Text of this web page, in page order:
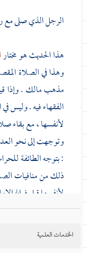
الرجل الذي صلى مع
هذا الحديث هو مختار
وهذا في الصلاة
مذهبمالك. وإذا
الفقهاء فيه . وليس
لأنفسها ، مع بقاء
وتوجهت إلى نحو
: بتوجه الطائفة
ذلك من منافيات
لأنفسها قبل فراغ
وظاهر مذهبمالك:
الخدمات العلمية